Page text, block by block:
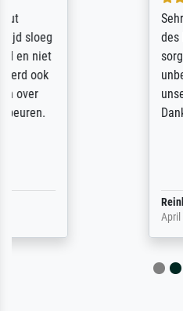
Sehr gute Qualität
des Rahmens! Unser
sorgfältig und sicher
unbeschadet bei uns
unser letzter
ProvenExpert